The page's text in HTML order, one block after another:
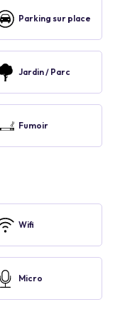
Parking sur place
Jardin / Parc
Fumoir
Wifi
Micro